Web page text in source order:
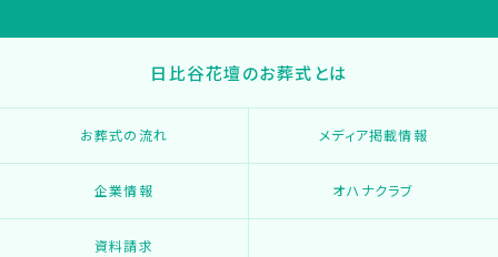
日比谷花壇のお葬式とは
お葬式の流れ メディア掲載情報
企業情報 オハナクラブ
資料請求